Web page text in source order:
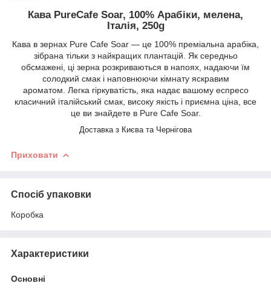
Кава PureCafe Soar, 100% Арабіки, мелена,
Італія, 250g
Кава в зернах Pure Cafe Soar — це 100% преміальна арабіка,
зібрана тільки з найкращих плантацій. Як середньо
обсмажені, ці зерна розкриваються в напоях, надаючи їм
солодкий смак і наповнюючи кімнату яскравим
ароматом. Легка гіркуватість, яка надає вашому еспресо
класичний італійський смак, високу якість і приємна ціна, все
це ви знайдете в Pure Cafe Soar.
Доставка з Києва та Чернігова
Приховати
Спосіб упаковки
Коробка
Характеристики
Основні